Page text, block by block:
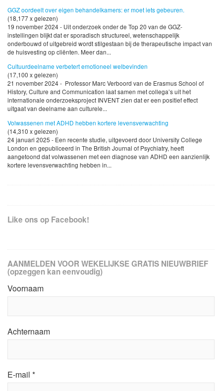
GGZ oordeelt over eigen behandelkamers: er moet iets gebeuren.
(18,177 x gelezen)
19 november 2024 - Uit onderzoek onder de Top 20 van de GGZ-
instellingen blijkt dat er sporadisch structureel, wetenschappelijk
onderbouwd of uitgebreid wordt stilgestaan bij de therapeutische impact van
de huisvesting op cliënten. Meer dan...
Cultuurdeelname verbetert emotioneel welbevinden
(17,100 x gelezen)
21 november 2024 - Professor Marc Verboord van de Erasmus School of
History, Culture and Communication laat samen met collega’s uit het
internationale onderzoeksproject INVENT zien dat er een positief effect
uitgaat van deelname aan culturele...
Volwassenen met ADHD hebben kortere levensverwachting
(14,310 x gelezen)
24 januari 2025 - Een recente studie, uitgevoerd door University College
London en gepubliceerd in The British Journal of Psychiatry, heeft
aangetoond dat volwassenen met een diagnose van ADHD een aanzienlijk
kortere levensverwachting hebben in...
Like ons op Facebook!
AANMELDEN VOOR WEKELIJKSE GRATIS NIEUWBRIEF
(opzeggen kan eenvoudig)
Voornaam
Achternaam
E-mail *